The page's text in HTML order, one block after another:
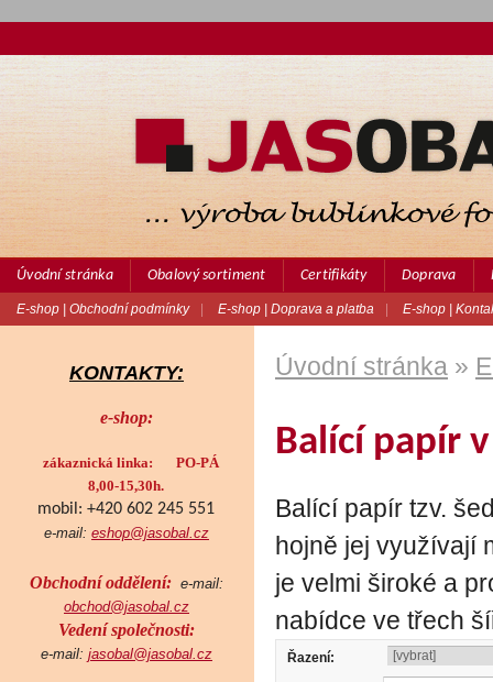
Úvodní stránka Obalový sortiment Certifikáty Doprava
E-shop | Obchodní podmínky E-shop | Doprava a platba E-shop |
Úvodní stránka »
Balící papír
Balící papír tzv.
hojně jej využívají
je velmi široké a
nabídce ve třech
Řazení:
KONTAKTY:
e-shop:
zákaznická linka: PO-PÁ
8,00-15,30h.
mobil: +420 602 245 551
e-mail: eshop@jasobal.cz
Obchodní oddělení: e-mail:
obchod@jasobal.cz
Vedení společnosti:
e-mail: jasobal@jasobal.cz